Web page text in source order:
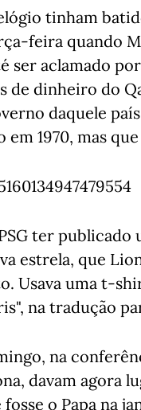
tinham
feira quando
ser aclamado
de dinheiro do
daquele
em 1970, mas
ter
estrela, que
Usava uma t-
na tradução
na
davam agora
o Papa na